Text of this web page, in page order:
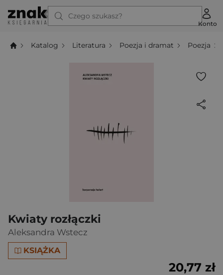
Czego szukasz?
Konto
Katalog Literatura Poezja i dramat Poezja
Kwiaty rozłączki
Aleksandra Wstecz
KSIĄŻKA
20,77 zł